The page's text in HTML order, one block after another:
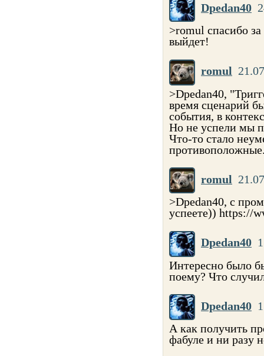
Dpedan40
>romul спасибо за
выйдет!
romul
>Dpedan40,
время сценарий
события, в
Но не успели мы
Что-то стало
romul
>Dpedan40, с
успеете)) https://
Dpedan40
Интересно было
поему? Что
Dpedan40
А как получить
фабуле и ни разу